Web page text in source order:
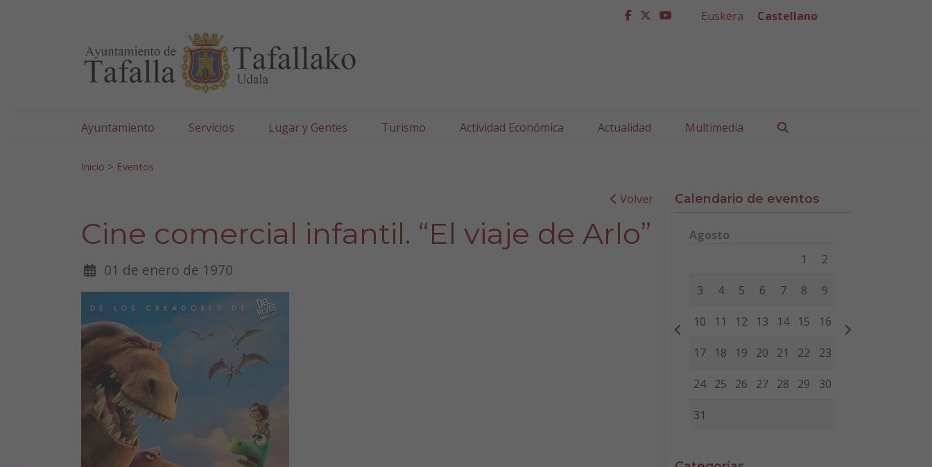
facebook
twitter
youtube
Euskera Castellano
Ayuntamiento Servicios Lugar y Gentes Turismo Actividad Económica Actualidad Multimedia
Inicio > Eventos
Volver
Cine comercial infantil. “El viaje de Arlo”
01 de enero de 1970
Calendario de eventos
Agosto
Miércoles Jueves
1 2
3 4 5 6 7 8 9
10 11 12 13 14 15 16
17 18 19 20 21 22 23
24 25 26 27 28 29 30
31